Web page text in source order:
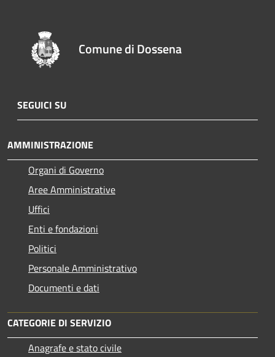
Comune di Dossena
SEGUICI SU
AMMINISTRAZIONE
Organi di Governo
Aree Amministrative
Uffici
Enti e fondazioni
Politici
Personale Amministrativo
Documenti e dati
CATEGORIE DI SERVIZIO
Anagrafe e stato civile